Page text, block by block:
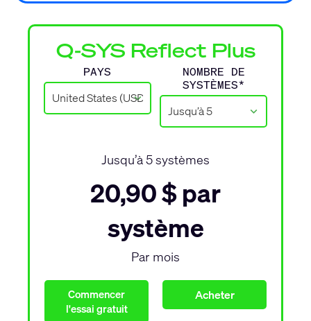
Q-SYS Reflect Plus
PAYS
NOMBRE DE
SYSTÈMES*
Jusqu’à5systèmes
20,90 $ par
système
Par mois
Commencer
l'essai gratuit
Acheter